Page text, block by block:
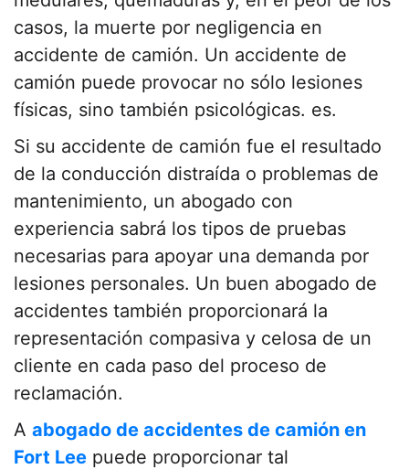
casos, la muerte por negligencia en
accidente de camión. Un accidente de
camión puede provocar no sólo lesiones
físicas, sino también psicológicas. es.
Si su accidente de camión fue el resultado
de la conducción distraída o problemas de
mantenimiento, un abogado con
experiencia sabrá los tipos de pruebas
necesarias para apoyar una demanda por
lesiones personales. Un buen abogado de
accidentes también proporcionará la
representación compasiva y celosa de un
cliente en cada paso del proceso de
reclamación.
A abogado de accidentes de camión en
Fort Lee puede proporcionar tal